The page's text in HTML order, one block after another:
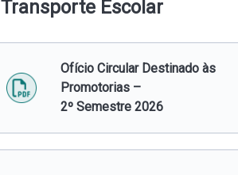
Escolar​
Ofício Circular Destinado às
Promotorias –
2º Semestre 2026